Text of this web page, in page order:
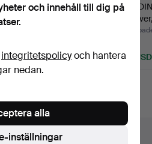
SKINKGAFFEL,
nysilver, C.G. Hallberg,
53 USD 32 USD
och innehåll till dig på
integritetspolicyoch hantera
nedan.
inställningar
alla